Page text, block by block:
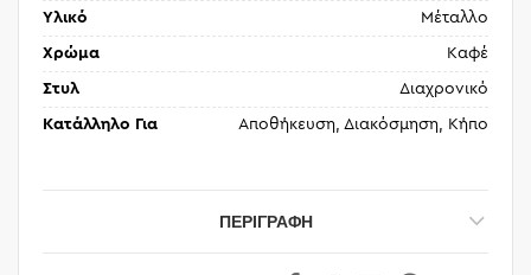
Υλικό Μέταλλο
Χρώμα Καφέ
Στυλ Διαχρονικό
Κατάλληλο Για Αποθήκευση, Διακόσμηση, Κήπο
ΠΕΡΙΓΡΑΦΉ